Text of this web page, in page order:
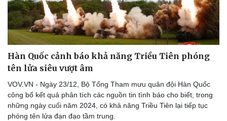
Văn học
Âm nhạc
Di sản
Thời trang
Sao Việt
Hàn Quốc cảnh báo khả năng Triều Tiên phóng
tên lửa siêu vượt âm
VOV.VN - Ngày 23/12, Bộ Tổng Tham mưu quân đội Hàn Quốc
công bố kết quả phân tích các nguồn tin tình báo cho biết, trong
những ngày cuối năm 2024, có khả năng Triều Tiên lại tiếp tục
phóng tên lửa đạn đạo tầm trung.